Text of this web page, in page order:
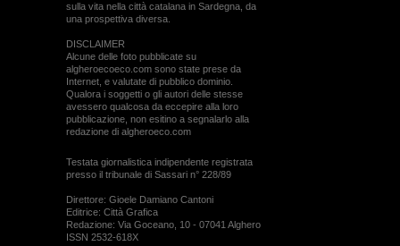
sulla vita nella città catalana in Sardegna, da
una prospettiva diversa.
DISCLAIMER
Alcune delle foto pubblicate su
algheroecoeco.com sono state prese da
Internet, e valutate di pubblico dominio.
Qualora i soggetti o gli autori delle stesse
avessero qualcosa da eccepire alla loro
pubblicazione, non esitino a segnalarlo alla
redazione di algheroeco.com
Testata giornalistica indipendente registrata
presso il tribunale di Sassari n° 228/89
Direttore: Gioele Damiano Cantoni
Editrice: Città Grafica
Redazione: Via Goceano, 10 - 07041 Alghero
ISSN 2532-618X